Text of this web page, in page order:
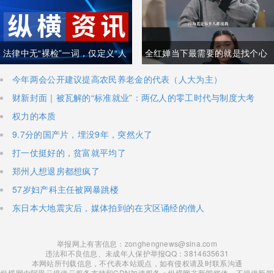
法律中无“裸检”一词，仅定义“人
身检查”
全红婵当下最需要的就是找个心
理医生
今年两会公开建议提高农民养老金的代表（人大为主）
财新封面｜被瓦解的“标准就业”：两亿人的零工时代与制度大考
权力的本质
9.7分的国产片，埋没9年，突然火了
打一仗挺好的，贫富就平均了
郑州人想退房都想疯了
57岁妇产科主任被网暴跳楼
东日本大地震灾后，媒体拍到的在灾区诵经的僧人
举报网上有害信息：zonghengnews@sina.com
违法和不良信息、未成年人保护举报QQ：3814635631
本网站所刊载信息，不代表本站观点，如有侵权请及时联系沟通